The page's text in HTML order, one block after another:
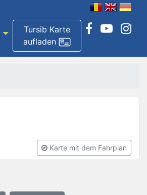
Tursib Karte
aufladen
Karte mit dem Fahrplan